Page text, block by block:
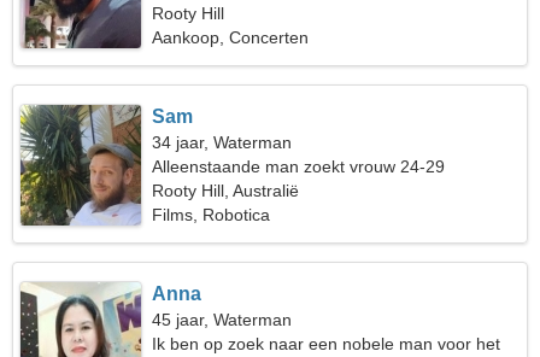
Rooty Hill
Aankoop, Concerten
Sam
34 jaar, Waterman
Alleenstaande man zoekt vrouw 24-29
Rooty Hill, Australië
Films, Robotica
Anna
45 jaar, Waterman
Ik ben op zoek naar een nobele man voor het